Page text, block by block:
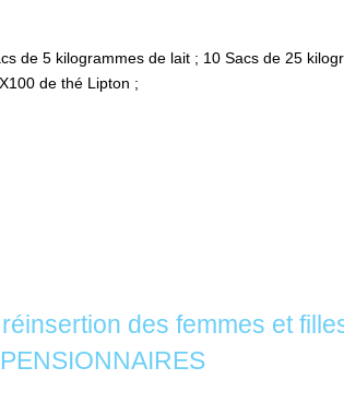
de 5 kilogrammes de lait ; 10 Sacs de 25
de thé Lipton ;
des femmes et